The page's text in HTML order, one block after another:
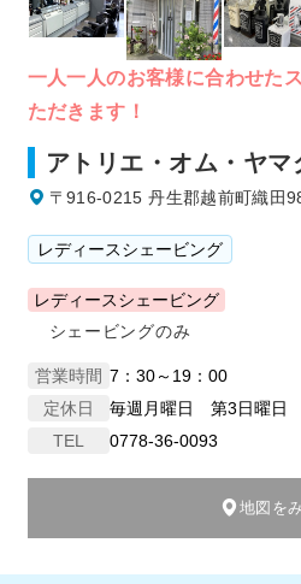
一人一人のお客様に合わせた
ただきます！
アトリエ・オム・ヤマ
〒916-0215 丹生郡越前町織田
レディースシェービング
レディースシェービング
シェービングのみ
営業時間 7：30～19：00
定休日
毎週月曜日 第3日曜日
TEL
0778-36-0093
地図を